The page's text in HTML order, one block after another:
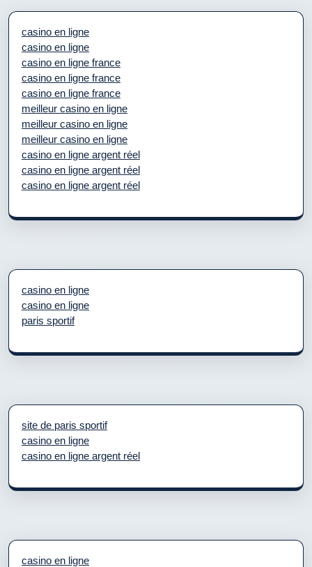
casino en ligne
casino en ligne
casino en ligne france
casino en ligne france
casino en ligne france
meilleur casino en ligne
meilleur casino en ligne
meilleur casino en ligne
casino en ligne argent réel
casino en ligne argent réel
casino en ligne argent réel
casino en ligne
casino en ligne
paris sportif
site de paris sportif
casino en ligne
casino en ligne argent réel
casino en ligne